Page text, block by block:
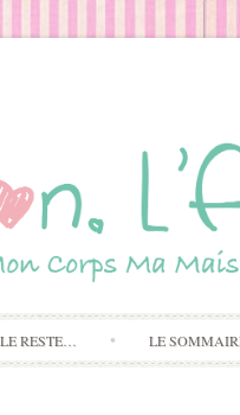
RESTE… LE